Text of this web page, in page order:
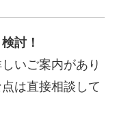
討！
いご案内があり
は直接相談して